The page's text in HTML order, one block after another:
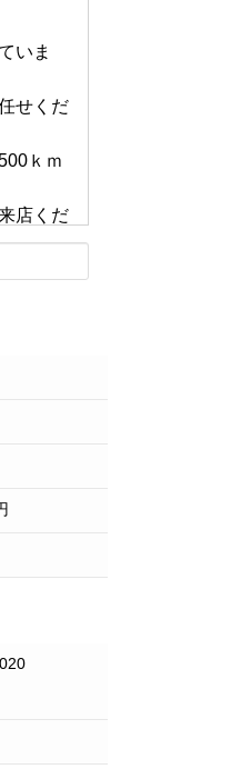
いま
せくだ
ｋｍ
店くだ